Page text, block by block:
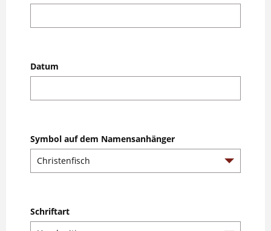
Datum
Symbol auf dem Namensanhänger
Schriftart